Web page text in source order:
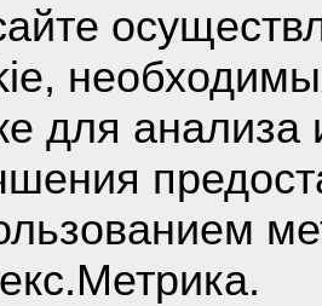
для анализа